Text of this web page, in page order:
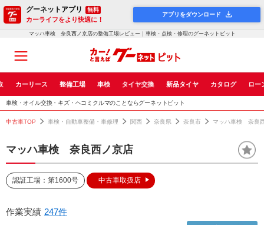
グーネットアプリ 無料
カーライフをより快適に！
アプリをダウンロード
マッハ車検 奈良西ノ京店の整備工場レビュー｜車検・点検・修理のグーネットピット
カーリース 整備工場 車検 タイヤ交換 新品タイヤ カタログ ロー
車検・オイル交換・キズ・ヘコミクルマのことならグーネットピット
中古車TOP 車検・自動車整備・車修理 関西 奈良県 奈良市 マッハ車検 奈良
マッハ車検 奈良西ノ京店
認証工場：第1600号 中古車取扱店
作業実績 247件